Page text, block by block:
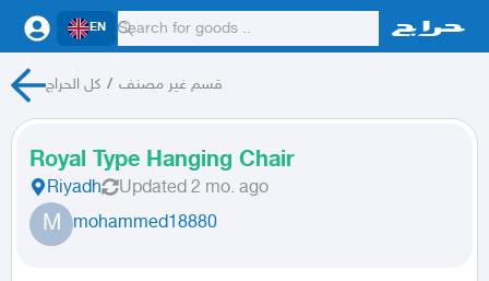
EN
كل الحراج / قسم غير مصنف
Royal Type Hanging Chair
Riyadh Updated 2 mo. ago
M mohammed18880